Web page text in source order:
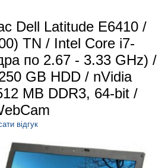
Dell Latitude E6410 /
TN / Intel Core i7-
по 2.67 - 3.33 GHz) /
GB HDD / nVidia
MB DDR3, 64-bit /
відгук